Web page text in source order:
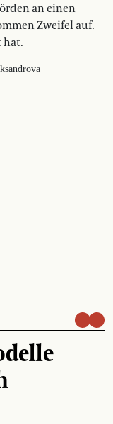
an einen
Zweifel auf.
hat.